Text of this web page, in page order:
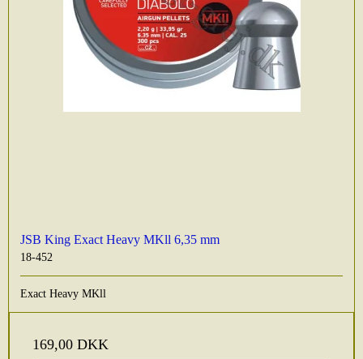
JSB King Exact Heavy MKll 6,35 mm
18-452
Exact Heavy MKll
169,00 DKK